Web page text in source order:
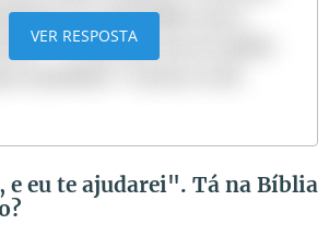
ser confundido com o
“... mas nem um só cabelo
VER RESPOSTA
eu te ajudarei". Tá na Bíblia